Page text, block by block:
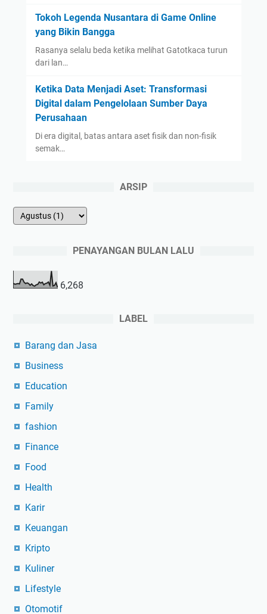
Tokoh Legenda Nusantara di Game Online
yang Bikin Bangga
Rasanya selalu beda ketika melihat Gatotkaca turun
dari lan…
Ketika Data Menjadi Aset: Transformasi
Digital dalam Pengelolaan Sumber Daya
Perusahaan
Di era digital, batas antara aset fisik dan non-fisik
semak…
ARSIP
PENAYANGAN BULAN LALU
6,268
LABEL
Barang dan Jasa
Business
Education
Family
fashion
Finance
Food
Health
Karir
Keuangan
Kripto
Kuliner
Lifestyle
Otomotif